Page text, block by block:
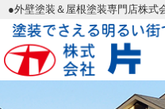
●外壁塗装＆屋根塗装専門店株式